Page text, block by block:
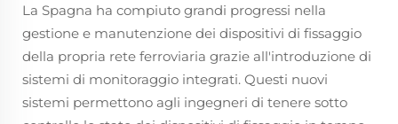
La Spagna ha compiuto grandi progressi nella
gestione e manutenzione dei dispositivi di fissaggio
della propria rete ferroviaria grazie all'introduzione di
sistemi di monitoraggio integrati. Questi nuovi
sistemi permettono agli ingegneri di tenere sotto